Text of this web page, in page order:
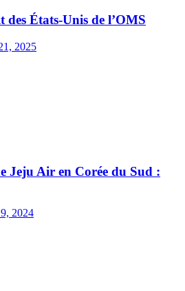
États-Unis de l’OMS
2025
Jeju Air en Corée du Sud :
2024